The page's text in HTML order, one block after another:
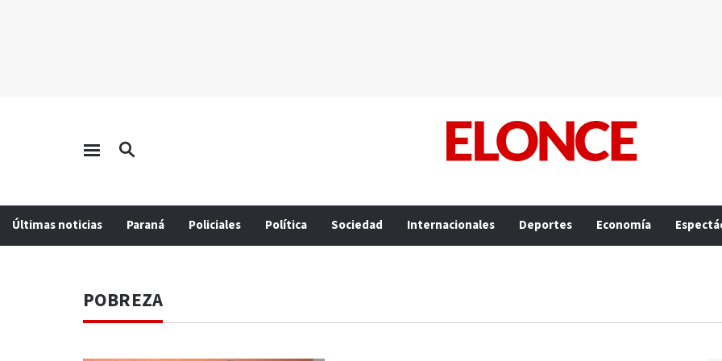
Últimas noticias Paraná Policiales Política Sociedad Internacionales Deportes Economía
POBREZA